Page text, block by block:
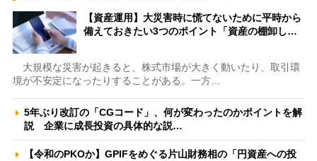
【資産運用】大災害時に慌てないために平時から
備えておきたい3つのポイント「資産の棚卸し…
大規模な災害が起きると、株式市場が大きく動いたり、取引環
境が不安定になったりすることがある。一方…
5年ぶり改訂の「CGコード」、何が変わったのかポイントを解
説 企業に成長投資の具体的な説…
【令和のPKOか】GPIFをめぐる片山財務相の「円資産への投